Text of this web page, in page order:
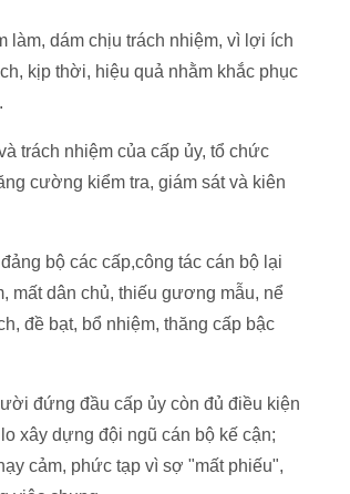
làm, dám chịu trách nhiệm, vì lợi ích
kịp thời, hiệu quả nhằm khắc phục
trách nhiệm của cấp ủy, tổ chức
cường kiểm tra, giám sát và kiên
bộ các cấp,công tác cán bộ lại
mất dân chủ, thiếu gương mẫu, nể
đề bạt, bổ nhiệm, thăng cấp bậc
đứng đầu cấp ủy còn đủ điều kiện
xây dựng đội ngũ cán bộ kế cận;
cảm, phức tạp vì sợ "mất phiếu",